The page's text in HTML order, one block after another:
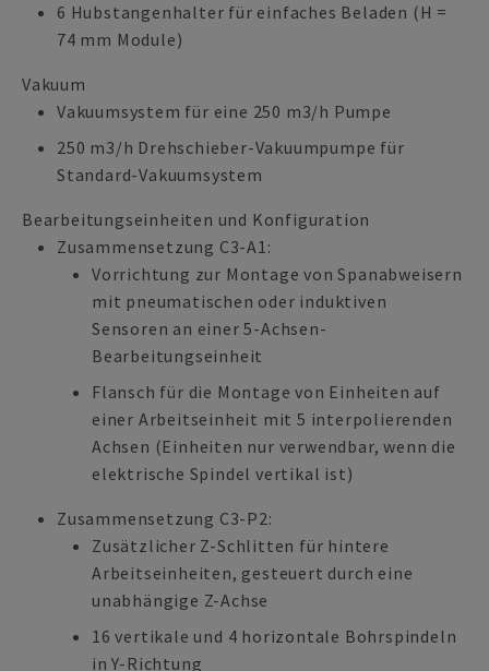
6 Hubstangenhalter für einfaches Beladen (H =
74 mm Module)
Vakuum
Vakuumsystem für eine 250 m3/h Pumpe
250 m3/h Drehschieber-Vakuumpumpe für
Standard-Vakuumsystem
Bearbeitungseinheiten und Konfiguration
Zusammensetzung C3-A1:
Vorrichtung zur Montage von Spanabweisern
mit pneumatischen oder induktiven
Sensoren an einer 5-Achsen-
Bearbeitungseinheit
Flansch für die Montage von Einheiten auf
einer Arbeitseinheit mit 5 interpolierenden
Achsen (Einheiten nur verwendbar, wenn die
elektrische Spindel vertikal ist)
Zusammensetzung C3-P2:
Zusätzlicher Z-Schlitten für hintere
Arbeitseinheiten, gesteuert durch eine
unabhängige Z-Achse
16 vertikale und 4 horizontale Bohrspindeln
in Y-Richtung